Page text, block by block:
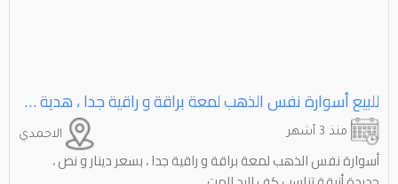
للبيع أسوارة نفس الذهب لمعة براقة و راقية جدا ، هدية جميلة داخل بوكس هدايا فاخر و تغليف مع بوكس انيق
الاحمدي منذ 3 أشهر
أسوارة نفس الذهب لمعة براقة و راقية جدا ، بسعر دينار و نص ،